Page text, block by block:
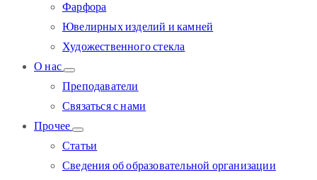
Фарфора
Ювелирных изделий и камней
Художественного стекла
О нас
Преподаватели
Связаться с нами
Прочее
Статьи
Сведения об образовательной организации